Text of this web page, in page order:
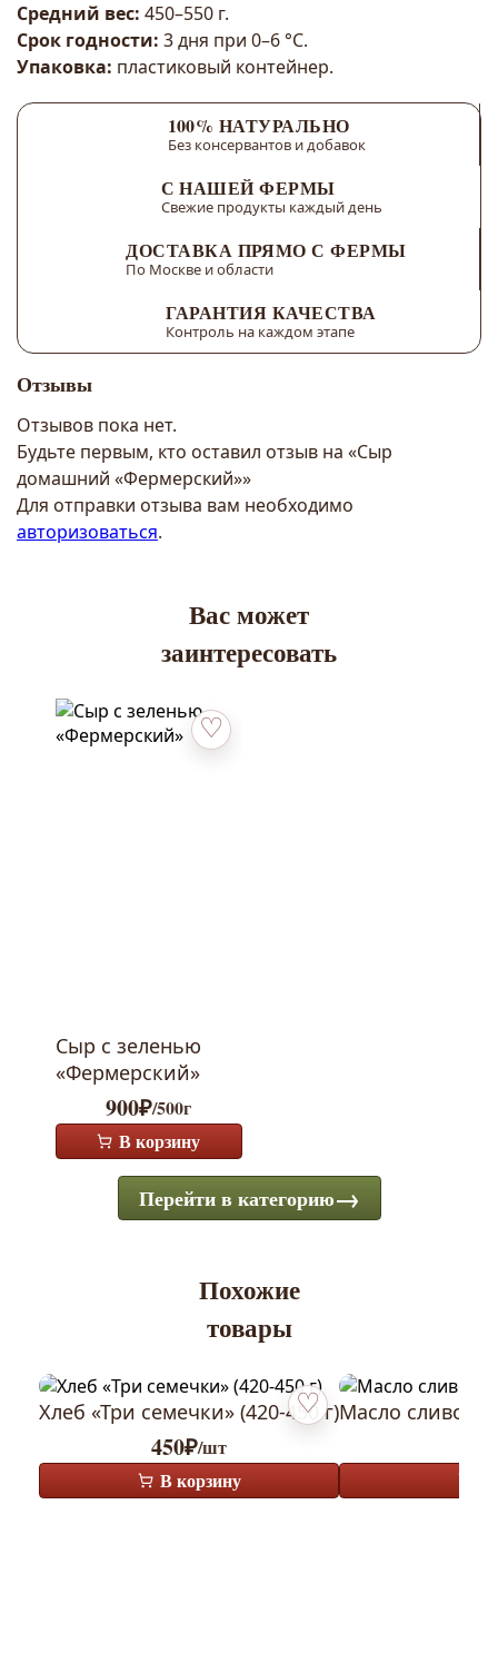
Средний вес: 450–550 г.
Срок годности: 3 дня при 0–6 °C.
Упаковка: пластиковый контейнер.
100% НАТУРАЛЬНО
Без консервантов и добавок
С НАШЕЙ ФЕРМЫ
Свежие продукты каждый день
ДОСТАВКА ПРЯМО С ФЕРМЫ
По Москве и области
ГАРАНТИЯ КАЧЕСТВА
Контроль на каждом этапе
Отзывы
Отзывов пока нет.
Будьте первым, кто оставил отзыв на «Сыр
домашний «Фермерский»»
Для отправки отзыва вам необходимо
авторизоваться.
Вас может
заинтересовать
Добавить в избранное
Сыр с зеленью
«Фермерский»
900₽/500г
В корзину
Перейти в категорию
Похожие
товары
Добавить в избранное
Хлеб «Три семечки» (420-450 г)
450₽/шт
В корзину
Масло